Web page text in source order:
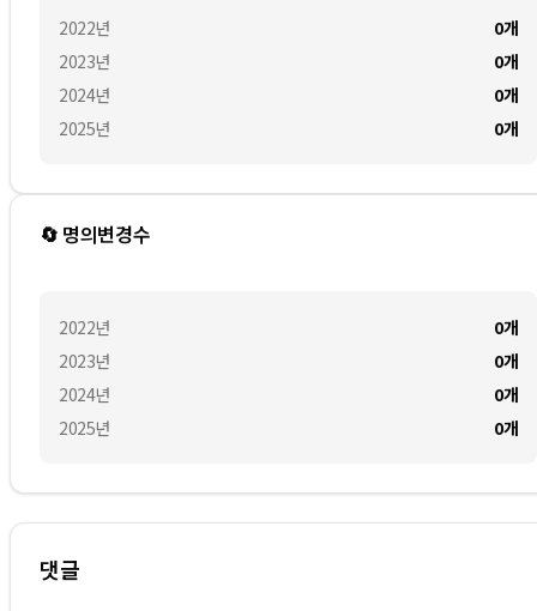
2022년
2023년
2024년
2025년
0개
0개
0개
0개
🔄 명의변경수
2022년
2023년
2024년
2025년
0개
0개
0개
0개
댓글